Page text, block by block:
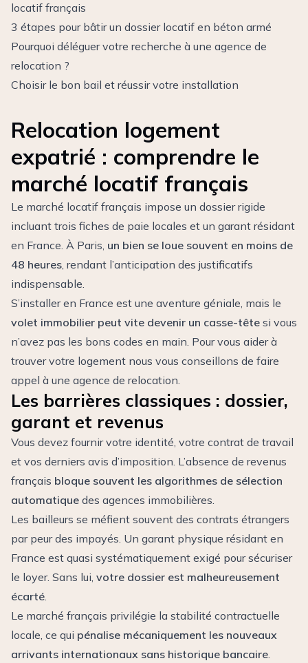
locatif français
3 étapes pour bâtir un dossier locatif en béton armé
Pourquoi déléguer votre recherche à une agence de
relocation ?
Choisir le bon bail et réussir votre installation
Relocation logement
expatrié : comprendre le
marché locatif français
Le marché locatif français impose un dossier rigide
incluant trois fiches de paie locales et un garant résidant
en France. À Paris, un bien se loue souvent en moins de
48 heures, rendant l’anticipation des justificatifs
indispensable.
S’installer en France est une aventure géniale, mais le
volet immobilier peut vite devenir un casse-tête si vous
n’avez pas les bons codes en main. Pour vous aider à
trouver votre logement nous vous conseillons de faire
appel à une agence de relocation.
Les barrières classiques : dossier,
garant et revenus
Vous devez fournir votre identité, votre contrat de travail
et vos derniers avis d’imposition. L’absence de revenus
français bloque souvent les algorithmes de sélection
automatique des agences immobilières.
Les bailleurs se méfient souvent des contrats étrangers
par peur des impayés. Un garant physique résidant en
France est quasi systématiquement exigé pour sécuriser
le loyer. Sans lui, votre dossier est malheureusement
écarté.
Le marché français privilégie la stabilité contractuelle
locale, ce qui pénalise mécaniquement les nouveaux
arrivants internationaux sans historique bancaire.